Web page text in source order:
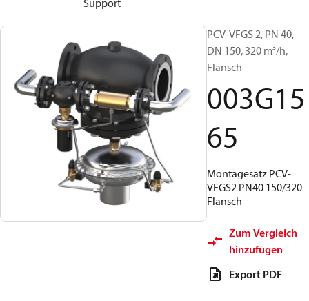
PCV-VFGS 2, PN 40,
DN 150, 320 m³/h,
Flansch
003G15
65
Montagesatz PCV-
VFGS2 PN40 150/320
Flansch
Zum Vergleich
hinzufügen
Export PDF